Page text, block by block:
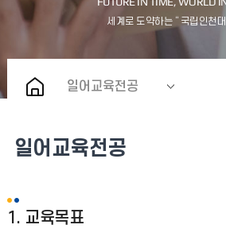
일어교육전공
일어교육전공
1. 교육목표